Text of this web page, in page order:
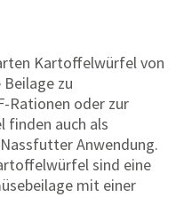
Kartoffelwürfel von
Beilage zu
Rationen oder zur
finden auch als
Anwendung.
sind eine
mit einer